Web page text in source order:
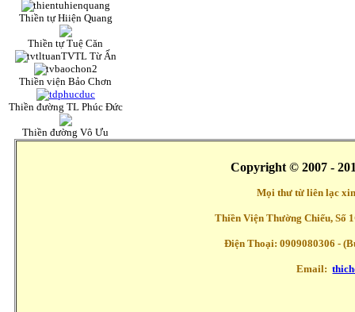
Thiền tự Hiiện Quang
Thiền tự Tuệ Căn
TVTL Từ Ấn
Thiền viện Bảo Chơn
Thiền đường TL Phúc Đức
Thiền đường Vô Ưu
Copyright © 2007 -
Mọi thư từ liên lạc
Thiền Viện Thường Chiếu, Số
Điện Thoại: 0909080306 -
Email: